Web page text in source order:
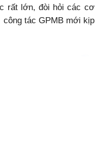
rất lớn, đòi hỏi các cơ
tác GPMB mới kịp